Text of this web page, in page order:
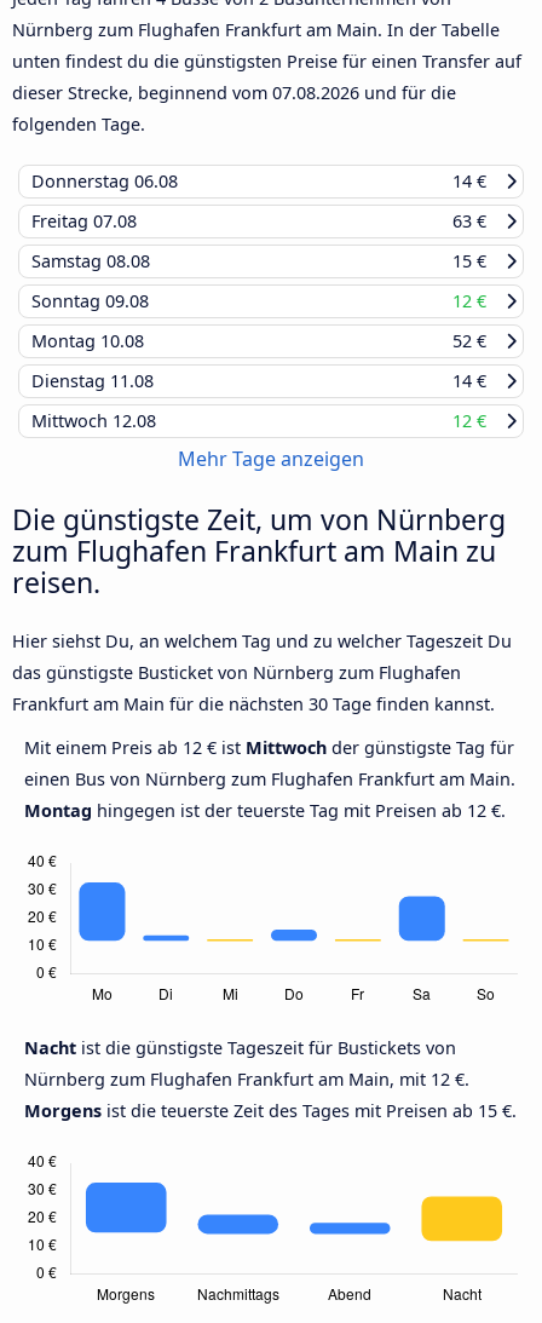
Nürnberg zum Flughafen Frankfurt am Main. In der Tabelle
unten findest du die günstigsten Preise für einen Transfer auf
dieser Strecke, beginnend vom 07.08.2026 und für die
folgenden Tage.
Donnerstag 06.08
14 €
Freitag 07.08
63 €
Samstag 08.08
15 €
Sonntag 09.08
12 €
Montag 10.08
52 €
Dienstag 11.08
14 €
Mittwoch 12.08 12 €
Mehr Tage anzeigen
Die günstigste Zeit, um von Nürnberg
zum Flughafen Frankfurt am Main zu
reisen.
Hier siehst Du, an welchem Tag und zu welcher Tageszeit Du
das günstigste Busticket von Nürnberg zum Flughafen
Frankfurt am Main für die nächsten 30 Tage finden kannst.
Mit einem Preis ab 12 € ist Mittwoch der günstigste Tag für
einen Bus von Nürnberg zum Flughafen Frankfurt am Main.
Montag hingegen ist der teuerste Tag mit Preisen ab 12 €.
Nacht ist die günstigste Tageszeit für Bustickets von
Nürnberg zum Flughafen Frankfurt am Main, mit 12 €.
Morgens ist die teuerste Zeit des Tages mit Preisen ab 15 €.